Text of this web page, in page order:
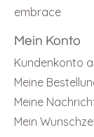
embrace
Mein Konto
Kundenkonto
Meine
Meine
Mein